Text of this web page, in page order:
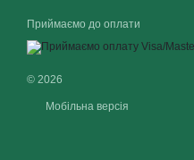
Приймаємо до оплати
© 2026
Мобільна версія